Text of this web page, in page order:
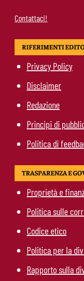
Contattaci!
RIFERIMENTI
Privacy Policy
Disclaimer
Redazione
Principi di
Politica di
TRASPARENZA E
Proprietà e
Politica sulle
Codice etico
Politica per la
Rapporto sulla